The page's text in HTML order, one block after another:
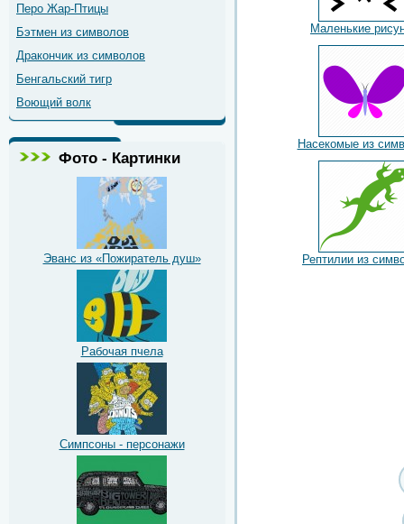
Перо Жар-Птицы
Бэтмен из символов
Дракончик из символов
Бенгальский тигр
Воющий волк
Фото - Картинки
Эванс из «Пожиратель душ»
Рабочая пчела
Симпсоны - персонажи
Маленькие
Насекомые из
Рептилии из